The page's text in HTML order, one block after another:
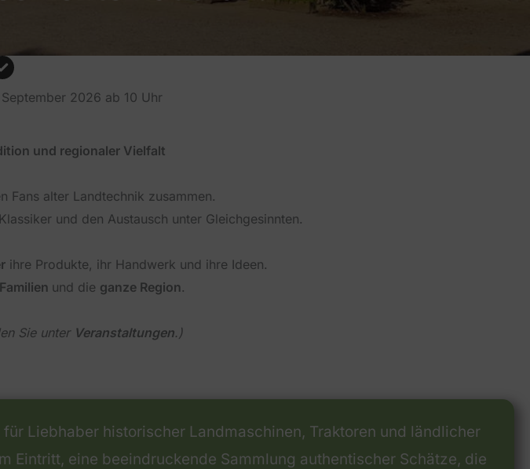
2026 ab 10 Uhr
und regionaler Vielfalt
Fans alter Landtechnik zusammen.
und den Austausch unter Gleichgesinnten.
ihre Produkte, ihr Handwerk und ihre Ideen.
Familien und die ganze Region.
Sie unter Veranstaltungen.)
Liebhaber historischer Landmaschinen, Traktoren und ländlicher
Eintritt, eine beeindruckende Sammlung authentischer Schätze, die